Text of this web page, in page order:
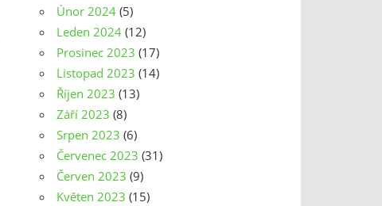
Únor 2024 (5)
Leden 2024 (12)
Prosinec 2023 (17)
Listopad 2023 (14)
Říjen 2023 (13)
Září 2023 (8)
Srpen 2023 (6)
Červenec 2023 (31)
Červen 2023 (9)
Květen 2023 (15)